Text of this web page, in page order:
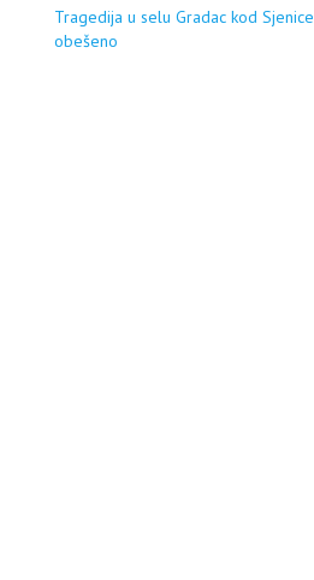
Tragedija u selu Gradac kod
obešeno